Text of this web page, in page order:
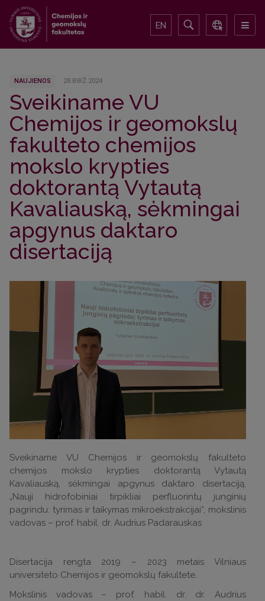
EN
NAUJIENOS 28.BIRŽ.2024
Sveikiname VU
Chemijos ir geomokslų
fakulteto chemijos
mokslo krypties
doktorantą Vytautą
Kavaliauską, sėkmingai
apgynus daktaro
disertaciją
Sveikiname VU Chemijos ir geomokslų fakulteto
chemijos mokslo krypties doktorantą Vytautą
Kavaliauską, sėkmingai apgynus daktaro disertaciją,
„Nauji hidrofobiniai tirpikliai perfluorintų junginių
pagrindu: tyrimas ir taikymas mikroekstrakcijai“, mokslinis
vadovas – prof. habil. dr. Audrius Padarauskas
Disertacija rengta 2019 – 2023 metais Vilniaus
universiteto Chemijos ir geomokslų fakultete.
Mokslinis vadovas – prof. habil. dr. dr. Audrius